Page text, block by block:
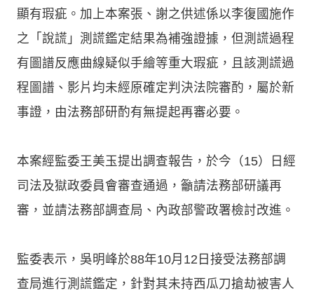
顯有瑕疵。加上本案張、謝之供述係以李復國施作
之「說謊」測謊鑑定結果為補強證據，但測謊過程
有圖譜反應曲線疑似手繪等重大瑕疵，且該測謊過
程圖譜、影片均未經原確定判決法院審酌，屬於新
事證，由法務部研酌有無提起再審必要。
本案經監委王美玉提出調查報告，於今（15）日經
司法及獄政委員會審查通過，籲請法務部研議再
審，並請法務部調查局、內政部警政署檢討改進。
監委表示，吳明峰於88年10月12日接受法務部調
查局進行測謊鑑定，針對其未持西瓜刀搶劫被害人